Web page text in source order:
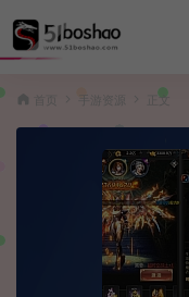
手游资源 正文